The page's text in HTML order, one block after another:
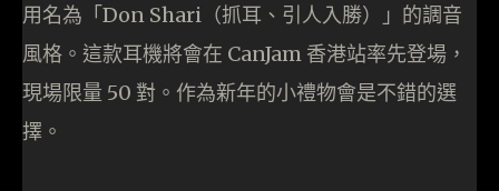
用名為「Don Shari（抓耳、引人入勝）」的調音
風格。這款耳機將會在 CanJam 香港站率先登場，
現場限量 50 對。作為新年的小禮物會是不錯的選
擇。